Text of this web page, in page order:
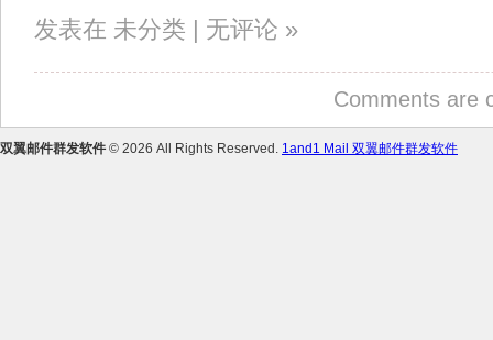
发表在 未分类 | 无评论 »
Comments are
双翼邮件群发软件 © 2026 All Rights Reserved. 1and1 Mail 双翼邮件群发软件